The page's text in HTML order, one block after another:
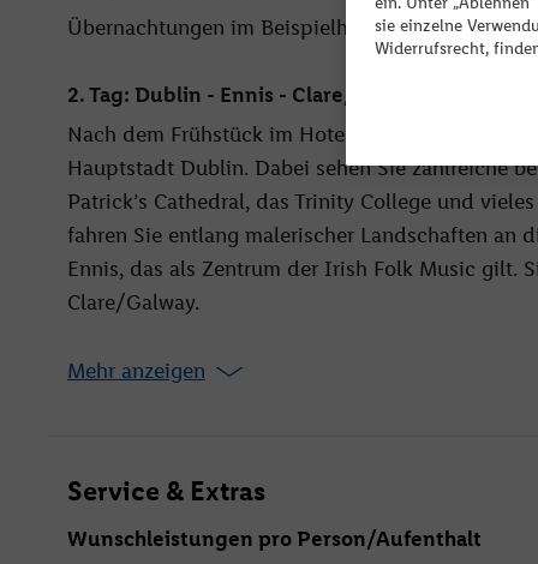
Übernachtungen im Beispielhotels Irland
2. Tag: Dublin - Ennis - Clare/Galway
Nach dem Frühstück im Hotel unternehmen Sie
Hauptstadt Dublin. Dabei sehen Sie zahlreiche
Patrick’s Cathedral, das Trinity College und
fahren Sie entlang malerischer Landschaften an
Ennis, das als Zentrum der Irish Folk Music gilt.
Clare/Galway.
Mehr anzeigen
Service & Extras
Wunschleistungen pro Person/Aufenthalt
sie einzelne
Widerrufsrecht,